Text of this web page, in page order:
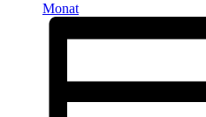
Monat